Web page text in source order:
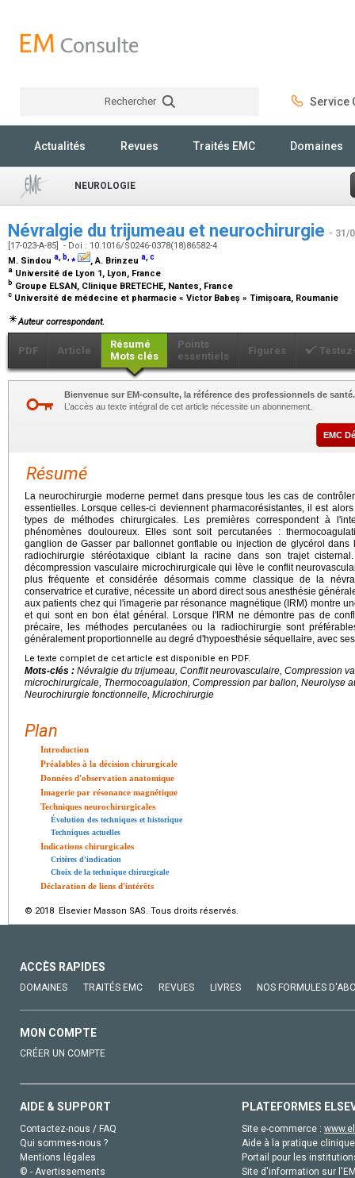
Rechercher Service
Actualités Revues Traités EMC Domaines
NEUROLOGIE
Névralgie du trijumeau et neurochirurgie - 31/
[17-023-A-85] - Doi : 10.1016/S0246-0378(18)86582-4
M. Sindou a, b,⁎ , A. Brinzeu a,c
a Université de Lyon 1, Lyon, France
b Groupe ELSAN, Clinique BRETECHE, Nantes, France
c Université de médecine et pharmacie « Victor Babeș » Timișoara, Roumanie
Auteur correspondant.
PDF Article
Résumé
Mots clés
Points
essentiels
Figures
Bienvenue sur EM-consulte, la référence des professionnels de santé.
L’accès au texte intégral de cet article nécessite un abonnement.
EMC
Résumé
La neurochirurgie moderne permet dans presque tous les cas de
essentielles. Lorsque celles-ci deviennent pharmacorésistantes, il est
types de méthodes chirurgicales. Les premières correspondent à
phénomènes douloureux. Elles sont soit percutanées :
ganglion de Gasser par ballonnet gonflable ou injection de glycérol
radiochirurgie stéréotaxique ciblant la racine dans son trajet
décompression vasculaire microchirurgicale qui lève le conflit
plus fréquente et considérée désormais comme classique de la
conservatrice et curative, nécessite un abord direct sous anesthésie
aux patients chez qui l'imagerie par résonance magnétique (IRM) montre
et qui sont en bon état général. Lorsque l'IRM ne démontre pas de
précaire, les méthodes percutanées ou la radiochirurgie sont
généralement proportionnelle au degré d'hypoesthésie séquellaire, avec
Le texte complet de cet article est disponible en PDF.
Mots-clés : Névralgie du trijumeau, Conflit neurovasculaire, Compression
microchirurgicale, Thermocoagulation, Compression par ballon, Neurolyse
Neurochirurgie fonctionnelle, Microchirurgie
Plan
Introduction
Préalables à la décision chirurgicale
Données d'observation anatomique
Imagerie par résonance magnétique
Techniques neurochirurgicales
Évolution des techniques et historique
Techniques actuelles
Indications chirurgicales
Critères d'indication
Choix de la technique chirurgicale
Déclaration de liens d'intérêts
© 2018 Elsevier Masson SAS. Tous droits réservés.
ACCÈS RAPIDES
DOMAINES TRAITÉS EMC REVUES LIVRES NOS FORMULES
MON COMPTE
CRÉER UN COMPTE
AIDE & SUPPORT
Contactez-nous / FAQ
Qui sommes-nous ?
Mentions légales
© - Avertissements
PLATEFORMES
Site e-commerce :
Aide à la pratique
Portail pour les
Site d'information sur